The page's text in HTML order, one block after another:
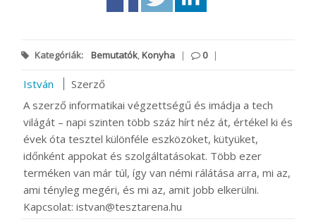
Kategóriák: Bemutatók,Konyha | 0 |
István
Szerző
A szerző informatikai végzettségű és imádja a tech
világát – napi szinten több száz hírt néz át, értékel ki és
évek óta tesztel különféle eszközöket, kütyüket,
időnként appokat és szolgáltatásokat. Több ezer
terméken van már túl, így van némi rálátása arra, mi az,
ami tényleg megéri, és mi az, amit jobb elkerülni.
Kapcsolat: istvan@tesztarena.hu